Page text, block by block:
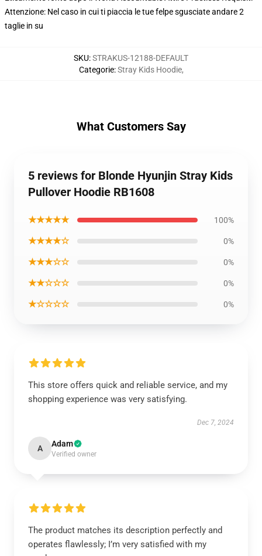
Attenzione: Nel caso in cui ti piaccia le tue felpe sgusciate andare 2
taglie in su
SKU:STRAKUS-12188-DEFAULT
Categorie:Stray Kids Hoodie,
What Customers Say
5 reviews for Blonde Hyunjin Stray Kids
Pullover Hoodie RB1608
★★★★★ 100%
★★★★☆ 0%
★★★☆☆ 0%
★★☆☆☆ 0%
★☆☆☆☆ 0%
This store offers quick and reliable service, and my
shopping experience was very satisfying.
Dec 7, 2024
A Adam
Verified owner
The product matches its description perfectly and
operates flawlessly; I’m very satisfied with my